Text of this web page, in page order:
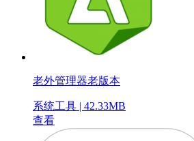
老外管理器老版本
系统工具 | 42.33MB
查看